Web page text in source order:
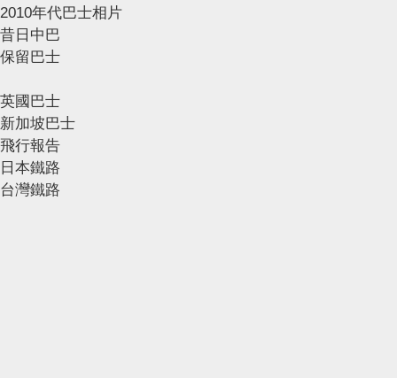
2010年代巴士相片
昔日中巴
保留巴士
英國巴士
新加坡巴士
飛行報告
日本鐵路
台灣鐵路